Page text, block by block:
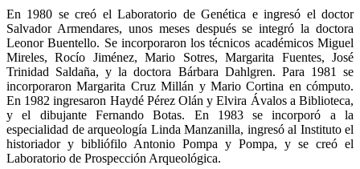
En 1980 se creó el Laboratorio de Genética e ingresó el doctor
Salvador Armendares, unos meses después se integró la doctora
Leonor Buentello. Se incorporaron los técnicos académicos Miguel
Mireles, Rocío Jiménez, Mario Sotres, Margarita Fuentes, José
Trinidad Saldaña, y la doctora Bárbara Dahlgren. Para 1981 se
incorporaron Margarita Cruz Millán y Mario Cortina en cómputo.
En 1982 ingresaron Haydé Pérez Olán y Elvira Ávalos a Biblioteca,
y el dibujante Fernando Botas. En 1983 se incorporó a la
especialidad de arqueología Linda Manzanilla, ingresó al Instituto el
historiador y bibliófilo Antonio Pompa y Pompa, y se creó el
Laboratorio de Prospección Arqueológica.